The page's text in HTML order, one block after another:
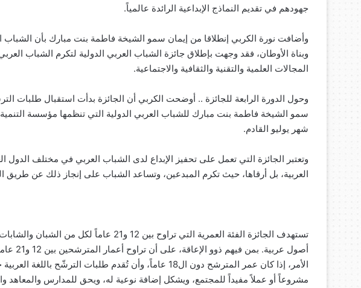
جهودهم في تقديم النماذج الإبداعية الرائدة عالمياً.
وأضافت نورة الكربي إنطلاقا من إيمان سمو الشيخة فاطمة بنت مبارك بأن الشباب
وبناة الأوطان، فقد وجهت بإطلاق جائزة الشباب العربي الدولية لتكرم الشباب
المجالات العلمية والتقنية والثقافية والاجتماعية.
سمو الشيخة فاطمة بنت مبارك للشباب العربي الدولية التي تنظمها مؤسسة
شهر يوليو القادم.
وتعتبر الجائزة التي تعمل على تحفيز الإبداع لدى الشباب العربي في مختلف الدول
العربية، بل أرقاها، حيث تكرم المبدعين، وتساعد الشباب على إنجاز ذلك عن طريق
تستهدف الجائزة الفئة العمرية التي تراوح بين 12
أصول
الأمر، إذا كان عمر المترشح دون ال18 عاماً، وأن تُقدم طلبات
مشروعاً أو عملاً مفيداً للمجتمع، ويشكل إضافة نوعية له، ويحق للمدارس والمعاهد